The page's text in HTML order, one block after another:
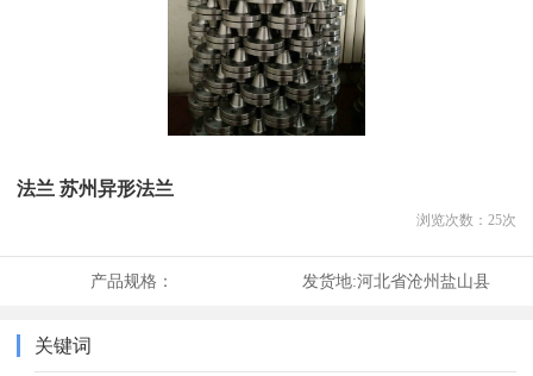
法兰 苏州异形法兰
浏览次数： 25次
产品规格： 发货地:河北省沧州盐山县
关键词